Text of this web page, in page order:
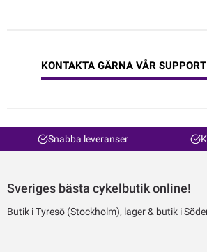
KONTAKTA GÄRNA VÅR
Snabba leveranser
Sveriges bästa cykelbutik online!
Butik i Tyresö (Stockholm), lager & butik i